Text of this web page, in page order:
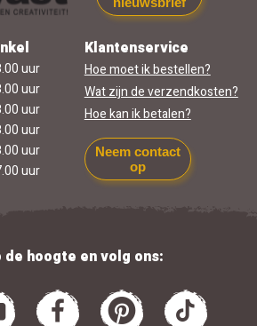
uur
uur
uur
uur
uur
uur
Klantenservice
Hoe moet ik bestellen?
Wat zijn de verzendkosten?
Hoe kan ik betalen?
Neem contact
op
hoogte en volg ons: